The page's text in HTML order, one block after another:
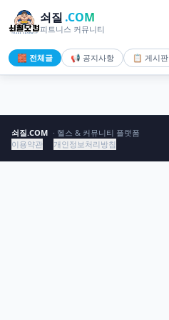
쇠질 .COM
피트니스 커뮤니티
🧱 전체글 📢 공지사항 📋 게시판
쇠질.COM · 헬스 & 커뮤니티 플랫폼
이용약관
개인정보처리방침